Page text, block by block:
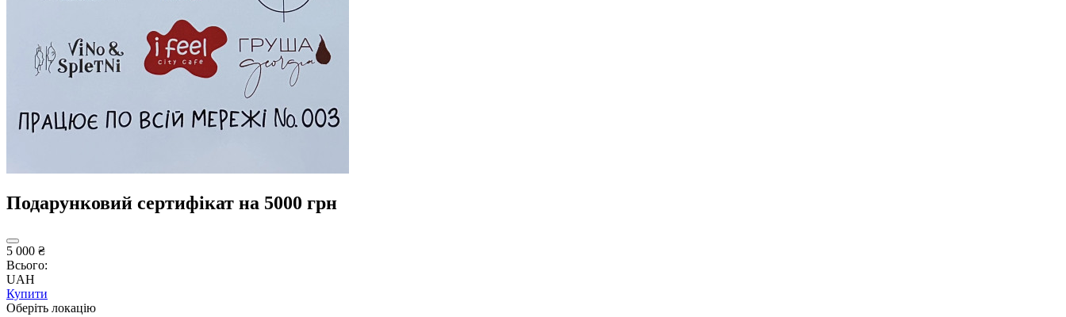
Подарунковий сертифікат на 5000 грн
5 000 ₴
Всього:
UAH
Купити
Оберіть локацію